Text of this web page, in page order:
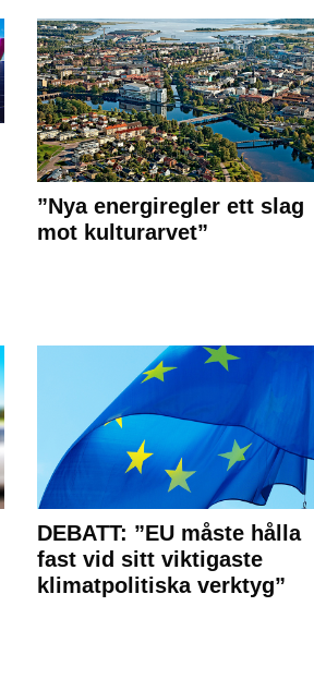
”Nya energiregler ett slag
mot kulturarvet”
DEBATT: ”EU måste hålla
fast vid sitt viktigaste
klimatpolitiska verktyg”